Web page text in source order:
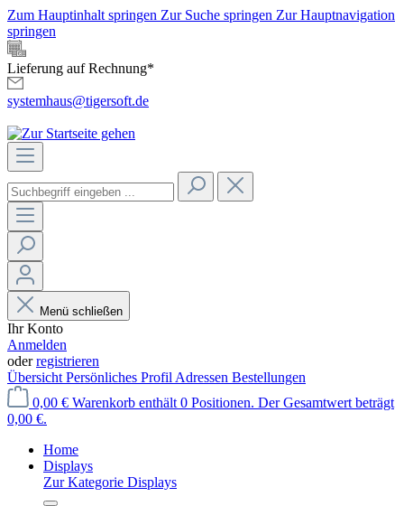
Zum Hauptinhalt springen Zur Suche springen Zur Hauptnavigation
springen
Lieferung auf Rechnung*
systemhaus@tigersoft.de
Menü schließen
Ihr Konto
Anmelden
oderregistrieren
Übersicht Persönliches Profil Adressen Bestellungen
0,00 € Warenkorb enthält 0 Positionen. Der Gesamtwert beträgt
0,00 €.
Home
Displays
Zur Kategorie Displays